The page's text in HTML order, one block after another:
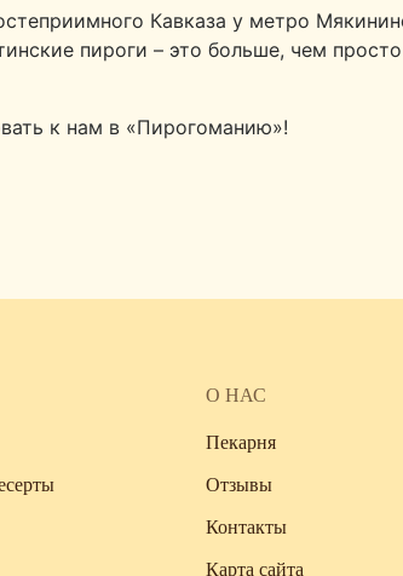
Кавказа у метро
пироги – это больше, чем
к нам в «Пирогоманию»!
О НАС
Пекарня
Отзывы
Контакты
Карта сайта